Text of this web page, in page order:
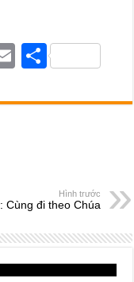
E
ail
S
ar
Hình trước
Cùng đi theo Chúa